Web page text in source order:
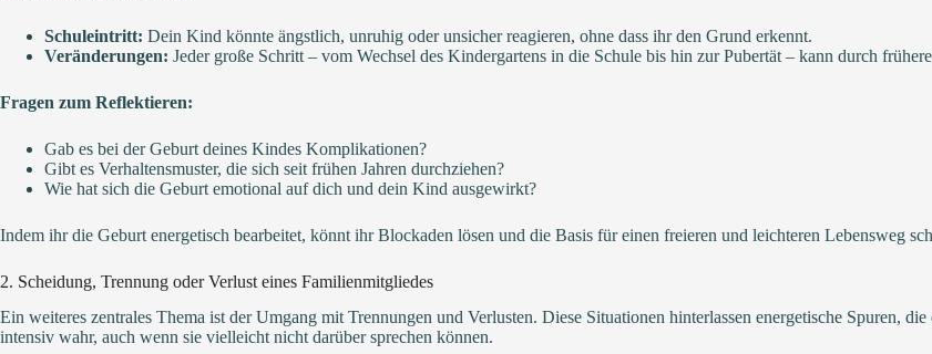
Schuleintritt: Dein Kind könnte ängstlich, unruhig oder unsicher reagieren, ohne dass ihr den Grund erkennt.
Veränderungen: Jeder große Schritt – vom Wechsel des Kindergartens in die Schule bis hin zur Pubertät – kann durch
Fragen zum Reflektieren:
Gab es bei der Geburt deines Kindes Komplikationen?
Gibt es Verhaltensmuster, die sich seit frühen Jahren durchziehen?
Wie hat sich die Geburt emotional auf dich und dein Kind ausgewirkt?
Indem ihr die Geburt energetisch bearbeitet, könnt ihr Blockaden lösen und die Basis für einen freieren und leichteren Lebensweg
2. Scheidung, Trennung oder Verlust eines Familienmitgliedes
Ein weiteres zentrales Thema ist der Umgang mit Trennungen und Verlusten. Diese Situationen hinterlassen energetische Spuren,
intensiv wahr, auch wenn sie vielleicht nicht darüber sprechen können.